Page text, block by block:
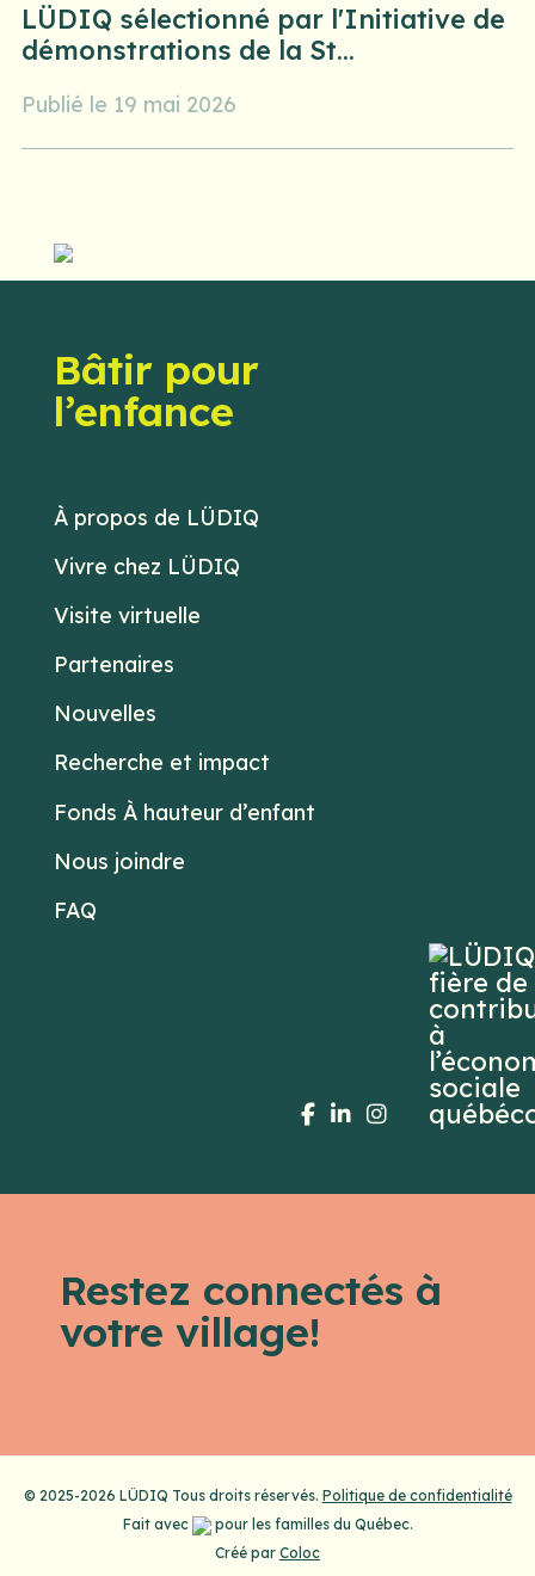
LÜDIQ sélectionné par l'Initiative de
démonstrations de la St...
Publié le 19 mai 2026
Bâtir pour
l’enfance
À propos de LÜDIQ
Vivre chez LÜDIQ
Visite virtuelle
Partenaires
Nouvelles
Recherche et impact
Fonds À hauteur d’enfant
Nous joindre
FAQ
Restez connectés à
votre village!
© 2025-2026 LÜDIQ Tous droits réservés. Politique de confidentialité
Fait avec
pour les familles du Québec.
Créé par Coloc